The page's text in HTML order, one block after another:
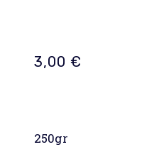
3,00 €
250gr